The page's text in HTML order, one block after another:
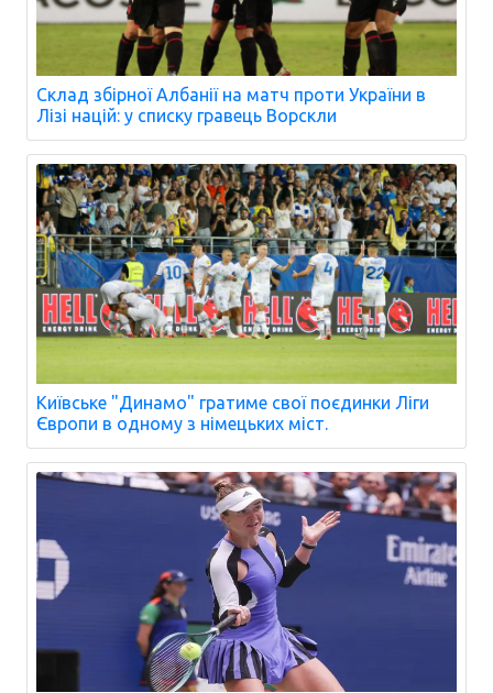
Склад збірної Албанії на матч проти України в
Лізі націй: у списку гравець Ворскли
Київське "Динамо" гратиме свої поєдинки Ліги
Європи в одному з німецьких міст.